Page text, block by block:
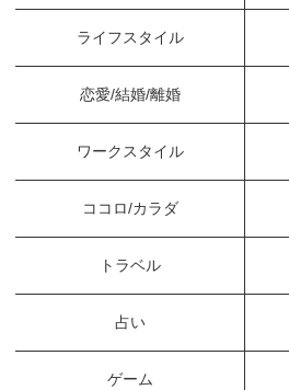
ライフスタイル
恋愛/結婚/離婚
ワークスタイル
ココロ/カラダ
トラベル
占い
ゲーム